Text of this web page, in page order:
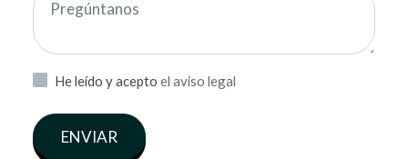
He leído y acepto el aviso legal
ENVIAR